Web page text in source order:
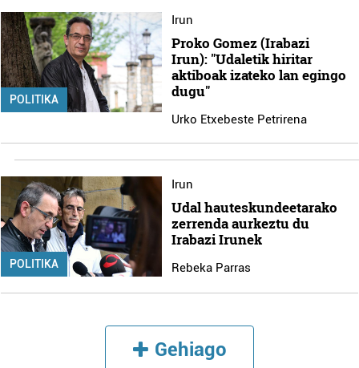
POLITIKA
Irun
Proko Gomez (Irabazi
Irun): "Udaletik hiritar
aktiboak izateko lan egingo
dugu"
Urko Etxebeste Petrirena
POLITIKA
Irun
Udal hauteskundeetarako
zerrenda aurkeztu du
Irabazi Irunek
Rebeka Parras
Gehiago